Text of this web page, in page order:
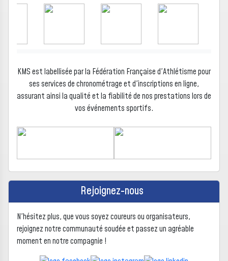
KMS est labellisée par la Fédération Française d'Athlétisme pour
ses services de chronométrage et d'inscriptions en ligne,
assurant ainsi la qualité et la fiabilité de nos prestations lors de
vos événements sportifs.
Rejoignez-nous
N'hésitez plus, que vous soyez coureurs ou organisateurs,
rejoignez notre communauté soudée et passez un agréable
moment en notre compagnie !